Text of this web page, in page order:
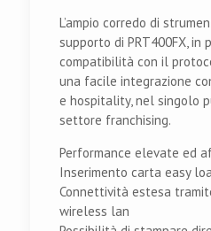
L’ampio corredo di
supporto di PRT400FX, in
compatibilità con il
una facile integrazione
e hospitality, nel singolo
settore franchising.
Performance elevate ed
Inserimento carta easy
Connettività estesa
wireless lan